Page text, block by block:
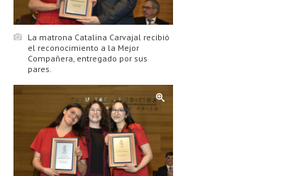
La matrona Catalina Carvajal recibió
el reconocimiento a la Mejor
Compañera, entregado por sus
pares.